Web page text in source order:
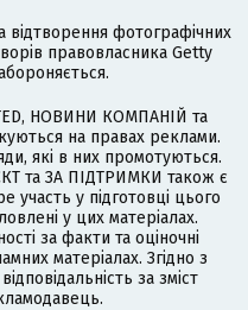
фотографічних
правовласника Getty
НОВИНИ КОМПАНІЙ та
на правах реклами.
які в них промотуються.
та ЗА ПІДТРИМКИ також є
участь у підготовці цього
у цих матеріалах.
за факти та оціночні
матеріалах. Згідно з
за зміст